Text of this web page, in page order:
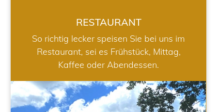
RESTAURANT
So richtig lecker speisen Sie bei uns im
Restaurant, sei es Frühstück, Mittag,
Kaffee oder Abendessen.